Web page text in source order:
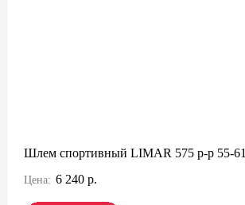
Шлем спортивный LIMAR 575 р-р 55-61
Цена: 6 240 р.